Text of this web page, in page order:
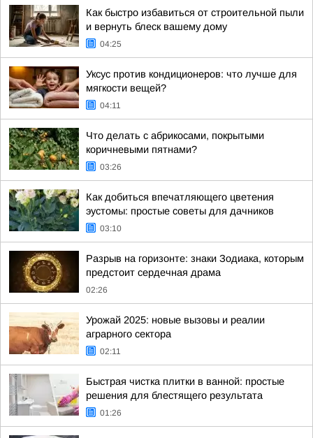
Как быстро избавиться от строительной пыли
и вернуть блеск вашему дому
04:25
Уксус против кондиционеров: что лучше для
мягкости вещей?
04:11
Что делать с абрикосами, покрытыми
коричневыми пятнами?
03:26
Как добиться впечатляющего цветения
эустомы: простые советы для дачников
03:10
Разрыв на горизонте: знаки Зодиака, которым
предстоит сердечная драма
02:26
Урожай 2025: новые вызовы и реалии
аграрного сектора
02:11
Быстрая чистка плитки в ванной: простые
решения для блестящего результата
01:26